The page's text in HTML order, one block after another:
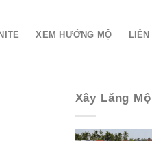
XEM HƯỚNG MỘ LIÊN
Xây Lăng